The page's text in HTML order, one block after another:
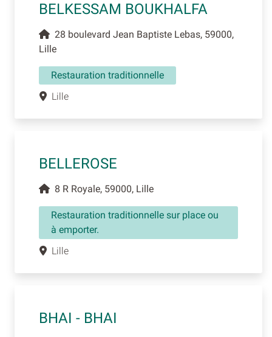
BELKESSAM BOUKHALFA
28 boulevard Jean Baptiste Lebas, 59000,
Lille
Restauration traditionnelle
Lille
BELLEROSE
8 R Royale, 59000, Lille
Restauration traditionnelle sur place ou
à emporter.
Lille
BHAI - BHAI